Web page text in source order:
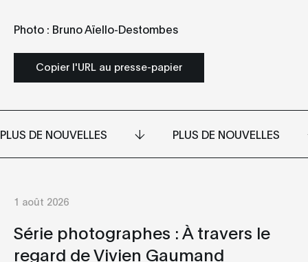
Photo : Bruno Aïello-Destombes
Copier l'URL au presse-papier
PLUS DE NOUVELLES PLUS DE NOUVELLES
1 août 2026
Série photographes : À travers le
regard de Vivien Gaumand